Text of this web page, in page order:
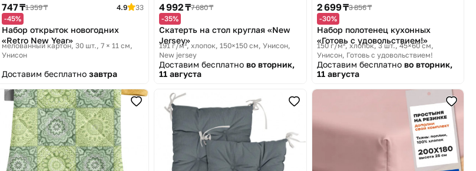
747 ₸1 359 ₸ 4.9
33
-45%
Набор открыток новогодних
«Retro New Year»
мелованный картон, 30 шт., 7 × 11 см
Унисон
Доставим бесплатно завтра
4 992 ₸7 680 ₸
-35%
Скатерть на стол круглая «New
Jersey»
191 г/м², хлопок, 150×150 см Унисон,
New jersey
Доставим бесплатно во вторник,
11 августа
2 699 ₸3 856 ₸
-30%
Набор полотенец кухонных
«Готовь с удовольствием!»
150 г/м², хлопок, 3 шт., 45×60 см
Унисон, Готовь с удовольствием!
Доставим бесплатно во вторник,
11 августа